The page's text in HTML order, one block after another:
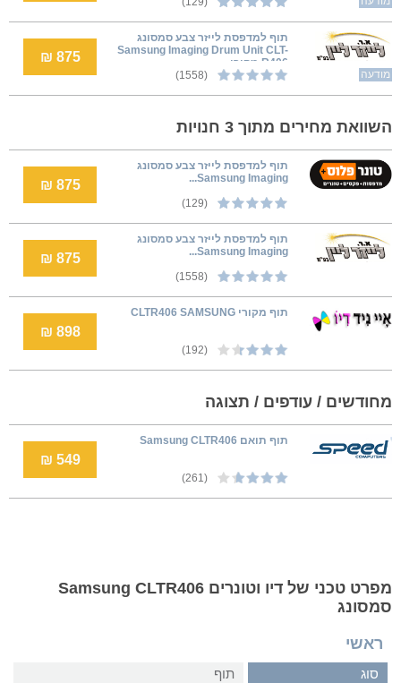
מודעה
תוף למדפסת לייזר צבע סמסונג
Samsung Imaging Drum Unit CLT-
R406 מקורי
(1558)
875 ₪
השוואת מחירים מתוך 3 חנויות
תוף למדפסת לייזר צבע סמסונג
Samsung Imaging...
(129)
875 ₪
תוף למדפסת לייזר צבע סמסונג
Samsung Imaging...
(1558)
875 ₪
תוף מקורי CLTR406 SAMSUNG
(192)
898 ₪
מחודשים / עודפים / תצוגה
תוף תואם Samsung CLTR406
(261)
549 ₪
מפרט טכני של דיו וטונרים Samsung CLTR406
סמסונג
ראשי
סוג תוף